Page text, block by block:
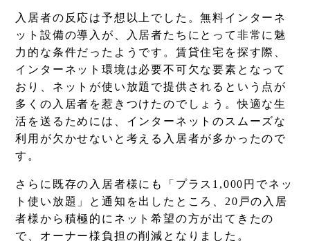
入居者の反応は予想以上でした。無料インターネ
ット設備の導入が、入居者たちにとって非常に魅
力的な条件だったようです。賃貸住宅を探す際、
インターネット環境は必要不可欠な要素となって
おり、ネットが使い放題で提供されるという点が
多くの入居者を惹きつけたのでしょう。快適な生
活を送るためには、インターネットのスムーズな
利用が欠かせないと考える入居者が多かったので
す。
さらに既存の入居者様にも「プラス1,000円でネッ
ト使い放題」と通知を出したところ、20戸の入居
者様から積極的にネット希望の方が出てきたの
で、オーナー様負担の削減となりました。